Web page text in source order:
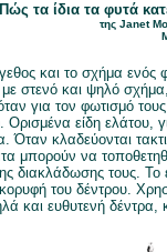
Πώς τα ίδια τα φυτά
της Janet
και το σχήμα ενός
στενό και ψηλό
για τον φωτισμό τους
Ορισμένα είδη ελάτου,
Όταν κλαδεύονται
μπορούν να
διακλάδωσης τους. Το
του δέντρου.
και ευθυτενή δέντρα,